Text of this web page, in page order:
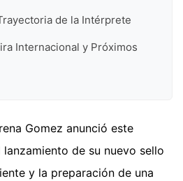
de la Intérprete
Internacional y Próximos
Gomez anunció este
de su nuevo sello
y la preparación de una